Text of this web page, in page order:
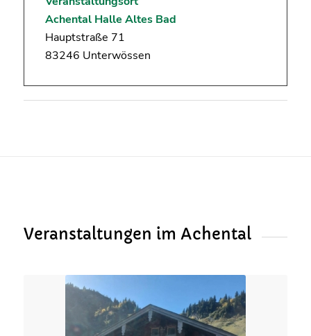
Achental Halle Altes Bad
Hauptstraße 71
83246 Unterwössen
Veranstaltungen im Achental